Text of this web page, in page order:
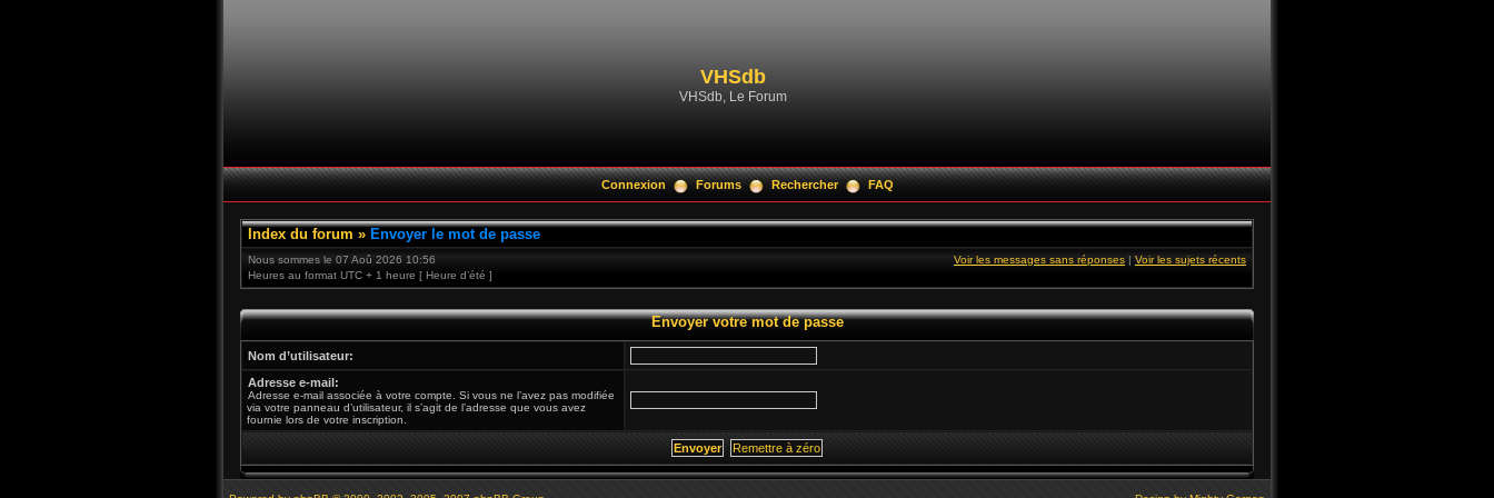
VHSdb
VHSdb, Le Forum
Connexion Forums Rechercher FAQ
Index du forum » Envoyer le mot de passe
Nous sommes le 07 Aoû 2026 10:56
Heures au format UTC + 1 heure [ Heure d’été ]
Voir les messages sans réponses | Voir les sujets récents
Envoyer votre mot de passe
Nom d’utilisateur:
Adresse e-mail:
Adresse e-mail associée à votre compte. Si vous ne l’avez pas modifiée
via votre panneau d’utilisateur, il s’agit de l’adresse que vous avez
fournie lors de votre inscription.